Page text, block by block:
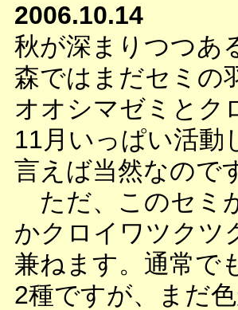
2006.10.14
秋が深まりつつあ
森ではまだセミの
オオシマゼミとク
11月いっぱい活動
言えば当然なので
ただ、このセミ
かクロイワツクツ
兼ねます。通常で
2種ですが、まだ